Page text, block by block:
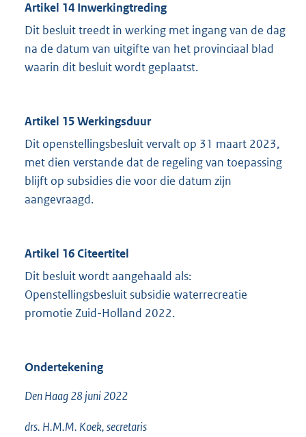
Artikel 14 Inwerkingtreding
Dit besluit treedt in werking met ingang van de dag
na de datum van uitgifte van het provinciaal blad
waarin dit besluit wordt geplaatst.
Artikel 15 Werkingsduur
Dit openstellingsbesluit vervalt op 31 maart 2023,
met dien verstande dat de regeling van toepassing
blijft op subsidies die voor die datum zijn
aangevraagd.
Artikel 16 Citeertitel
Dit besluit wordt aangehaald als:
Openstellingsbesluit subsidie waterrecreatie
promotie Zuid-Holland 2022.
Ondertekening
Den Haag 28 juni 2022
drs. H.M.M. Koek, secretaris